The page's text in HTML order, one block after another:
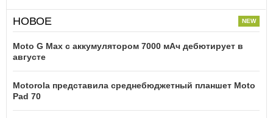
НОВОЕ
Moto G Max с аккумулятором 7000 мАч дебютирует в
августе
Motorola представила среднебюджетный планшет Moto
Pad 70